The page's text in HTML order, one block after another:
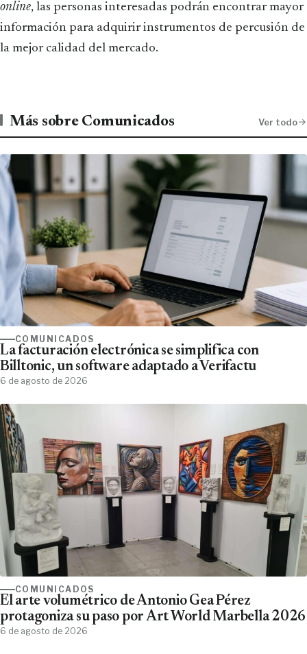
online, las personas interesadas podrán encontrar mayor
información para adquirir instrumentos de percusión de
la mejor calidad del mercado.
Más sobre Comunicados Ver todo
COMUNICADOS
La facturación electrónica se simplifica con
Billtonic, un software adaptado a Verifactu
6 de agosto de 2026
COMUNICADOS
El arte volumétrico de Antonio Gea Pérez
protagoniza su paso por Art World Marbella 2026
6 de agosto de 2026